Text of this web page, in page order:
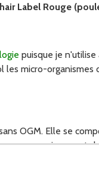
Label Rouge
puisque je n'utilise
les micro-
OGM. Elle se
qui causent